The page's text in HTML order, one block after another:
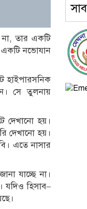
তার একটি
একটি নভোযান
হাইপারসনিক
সে তুলনায়
দেখানো হয়।
দেখানো হয়।
এতে নাসার
যাচ্ছে না।
যদিও হিসাব–